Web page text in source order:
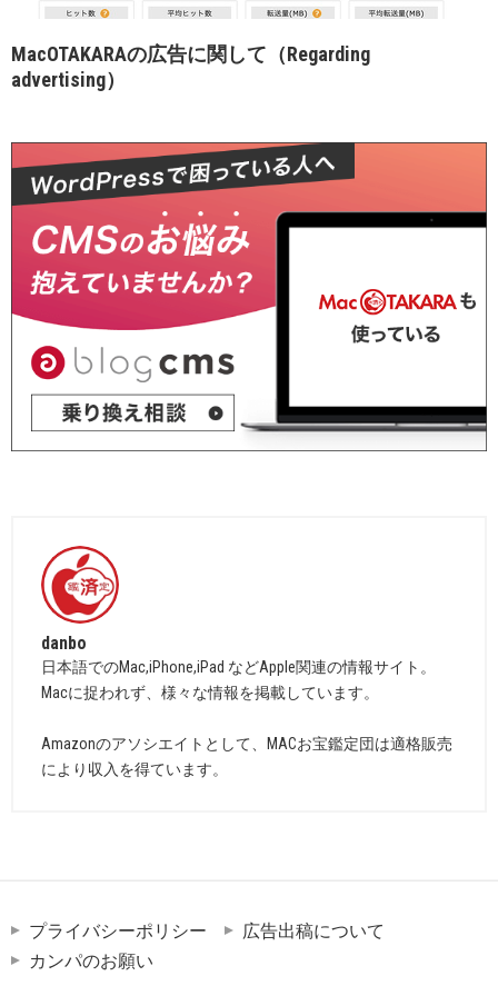
MacOTAKARAの広告に関して（Regarding
advertising）
danbo
日本語でのMac,iPhone,iPad などApple関連の情報サイト。
Macに捉われず、様々な情報を掲載しています。
Amazonのアソシエイトとして、MACお宝鑑定団は適格販売
により収入を得ています。
プライバシーポリシー
広告出稿について
カンパのお願い